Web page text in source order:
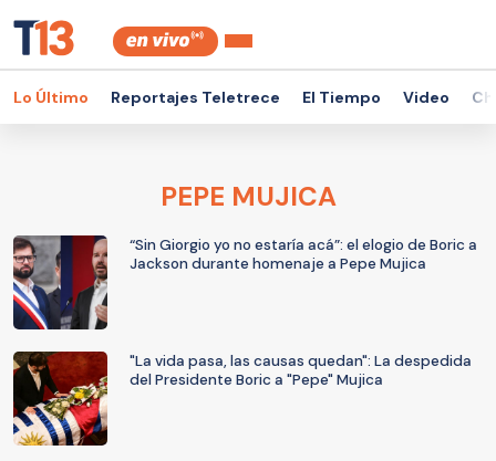
Lo Último Reportajes Teletrece El Tiempo Video
PEPE MUJICA
“Sin Giorgio yo no estaría acá”: el elogio de Boric a
Jackson durante homenaje a Pepe Mujica
"La vida pasa, las causas quedan": La despedida
del Presidente Boric a "Pepe" Mujica